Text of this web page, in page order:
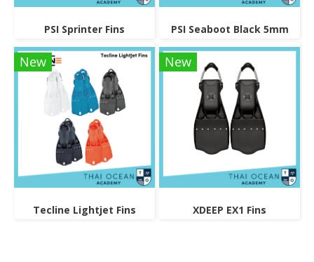
PSI Sprinter Fins PSI Seaboot Black 5mm
New
Tecline Lightjet Fins
New
XDEEP EX1 Fins